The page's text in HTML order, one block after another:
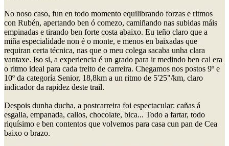
No noso caso, fun en todo momento equilibrando forzas e ritmos
con Rubén, apertando ben ó comezo, camiñando nas subidas máis
empinadas e tirando ben forte costa abaixo. Eu teño claro que a
miña especialidade non é o monte, e menos en baixadas que
requiran certa técnica, nas que o meu colega sacaba unha clara
vantaxe. Iso si, a experiencia é un grado para ir medindo ben cal era
o ritmo ideal para cada treito de carreira. Chegamos nos postos 9º e
10º da categoría Senior, 18,8km a un ritmo de 5'25"/km, claro
indicador da rapidez deste trail.
Despois dunha ducha, a postcarreira foi espectacular: cañas á
esgalla, empanada, callos, chocolate, bica... Todo a fartar, todo
riquísimo e ben contentos que volvemos para casa cun pan de Cea
baixo o brazo.